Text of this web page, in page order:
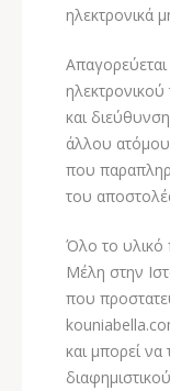
ηλεκτρονικά
και
άλλου
που
του
Όλο το υλικό
Μέλη στην
που
και μπορεί να